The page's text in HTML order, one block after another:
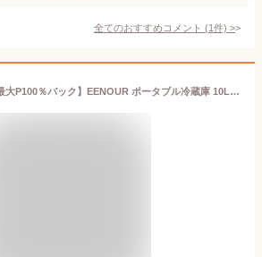
全てのおすすめコメント (1件) >
【エントリーで最大P100％バック】EENOUR ポータブル冷蔵庫 10L/18L/23L バッテリータイプ 車載冷蔵庫 セカンド冷凍庫 一人暮らし 冷凍冷蔵庫 小型冷凍庫 車載ミニ冷蔵庫 クーラーボックス 冷蔵庫車冷蔵庫 ポータブル冷蔵庫 コンパクト 車中泊冷凍庫 DB01